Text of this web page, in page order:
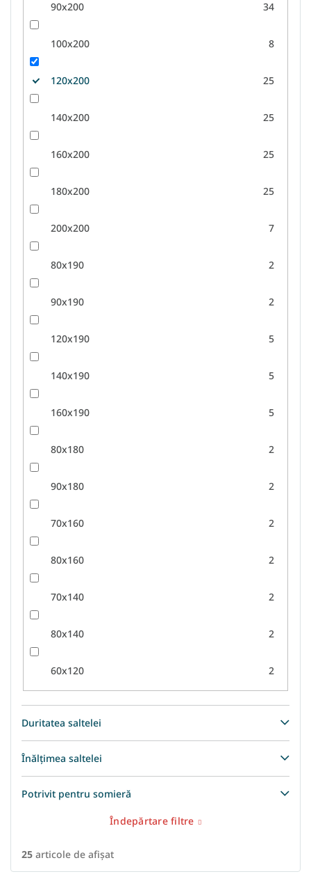
90x200 34
100x200 8
120x200 25
140x200 25
160x200 25
180x200 25
200x200 7
80x190 2
90x190 2
120x190 5
140x190 5
160x190 5
80x180 2
90x180 2
70x160 2
80x160 2
70x140 2
80x140 2
60x120 2
Duritatea saltelei
Înălțimea saltelei
Potrivit pentru somieră
Îndepărtare filtre
25 articole de afişat